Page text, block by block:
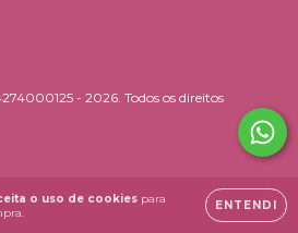
o uso de cookies para
ENTENDI
- 2026. Todos os direitos